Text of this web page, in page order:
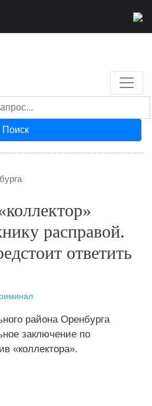
Поиск
расправой.
ответить
района Оренбурга
заключение по
«коллектора».